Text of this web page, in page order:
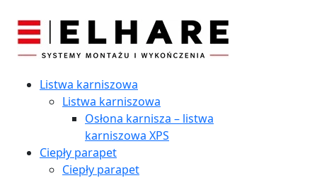
Listwa karniszowa
Listwa karniszowa
Osłona karnisza – listwa
karniszowa XPS
Ciepły parapet
Ciepły parapet